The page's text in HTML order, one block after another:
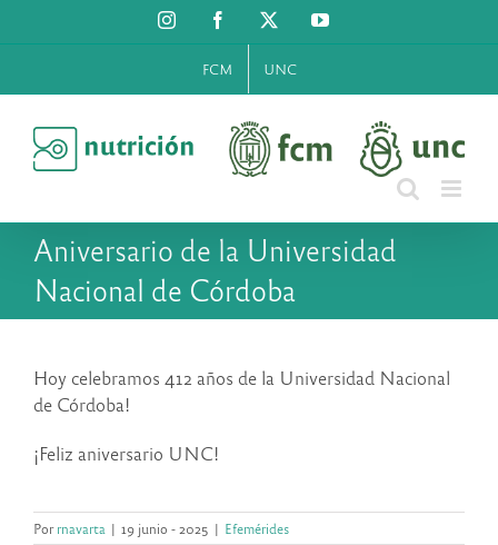
al
InstagramFacebook YouTube
FCM UNC
Aniversario de la Universidad
Nacional de Córdoba
Hoy celebramos 412 años de la Universidad Nacional
de Córdoba!
¡Feliz aniversario UNC!
Porrnavarta | 19 junio - 2025 | Efemérides